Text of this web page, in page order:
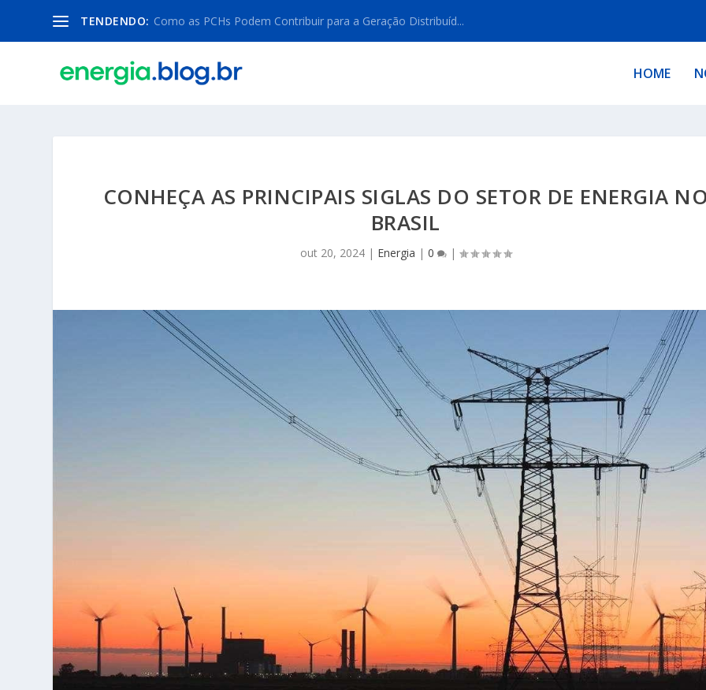
TENDENDO: Como as PCHs Podem Contribuir para a Geração Distribuíd...
HOME
CONHEÇA AS PRINCIPAIS SIGLAS DO SETOR DE ENERGIA
BRASIL
out 20, 2024| Energia | 0 |